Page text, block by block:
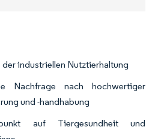
der industriellen Nutztierhaltung
Nachfrage nach hochwertiger
und -handhabung
auf Tiergesundheit und